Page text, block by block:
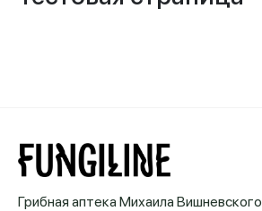
Грибная аптека Михаила Вишневского